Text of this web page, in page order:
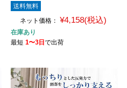
送料無料
ネット価格：
¥4,158(税込)
在庫あり
最短1〜3日で出荷